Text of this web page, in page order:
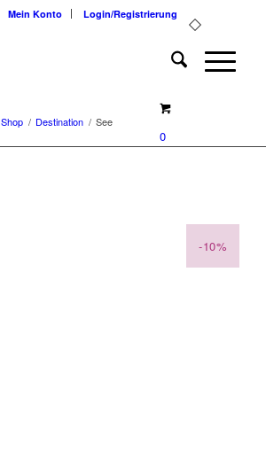
Mein Konto Login/Registrierung
0
Shop / Destination / See
-10%
-10%
-10%
-10%
-10%
-10%
-10%
-10%
-10%
-10%
-10%
-10%
-10%
-10%
-10%
-10%
-10%
-10%
-10%
-10%
-10%
-10%
-10%
-10%
-10%